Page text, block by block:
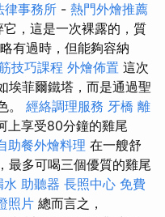
律事務所 - 熱門外燴推薦
它，這是一次裸露的，質
有過時，但能夠容納
技巧課程 外燴佈置 這次
埃菲爾鐵塔，而是通過聖
。 經絡調理服務 牙橋 離
上享受80分鐘的雞​​尾
助餐外燴料理 在一艘舒
最多可喝三個優質的雞尾
水 助聽器 長照中心 免費
照片 總而言之，